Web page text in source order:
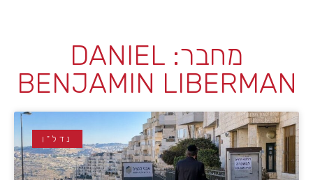
מחבר: DANIEL
BENJAMIN LIBERMAN
נדל"ן